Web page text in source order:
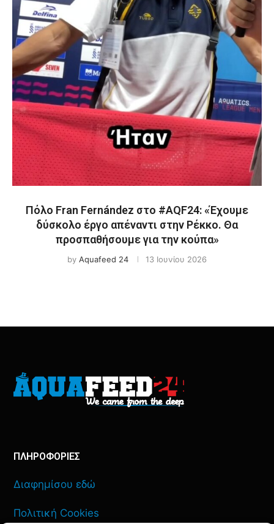
Πόλο Fran Fernández στο #AQF24: «Έχουμε
δύσκολο έργο απέναντι στην Ρέκκο. Θα
προσπαθήσουμε για την κούπα»
by Aquafeed 24 13 Ιουνίου 2026
ΠΛΗΡΟΦΟΡΙΕΣ
Διαφημίσου εδώ
Πολιτική Cookies